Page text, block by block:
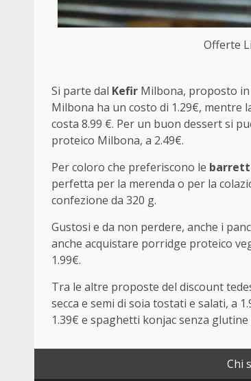
Offerte
Si parte dal Kefir Milbona, proposto in
Milbona ha un costo di 1.29€, mentre
costa 8.99 €. Per un buon dessert si
proteico Milbona, a 2.49€.
Per coloro che preferiscono le
perfetta per la merenda o per la
confezione da 320 g.
Gustosi e da non perdere, anche i
anche acquistare porridge proteico
1.99€.
Tra le altre proposte del discount
secca e semi di soia tostati e salati, a
1.39€ e spaghetti konjac senza glutine
Chi